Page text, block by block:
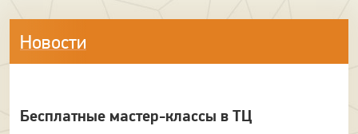
Новости
Бесплатные мастер-классы в ТЦ